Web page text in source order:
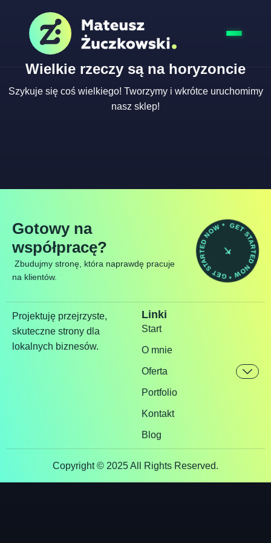
Wielkie rzeczy są na horyzoncie
Szykuje się coś wielkiego! Tworzymy i wkrótce uruchomimy
nasz sklep!
Gotowy na
współpracę?
Zbudujmy stronę, która naprawdę pracuje
na klientów.
GET STARTED NOW * GET STARTED NOW *
Projektuję przejrzyste,
skuteczne strony dla
lokalnych biznesów.
Linki
Start
O mnie
Oferta
Portfolio
Kontakt
Blog
Copyright © 2025 All Rights Reserved.